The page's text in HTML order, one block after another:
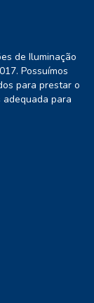
de Iluminação
Possuímos
para prestar o
para